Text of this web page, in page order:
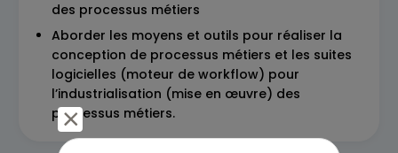
des processus métiers
Aborder les moyens et outils pour réaliser la
conception de processus métiers et les suites
logicielles (moteur de workflow) pour
l’industrialisation (mise en œuvre) des
processus métiers.